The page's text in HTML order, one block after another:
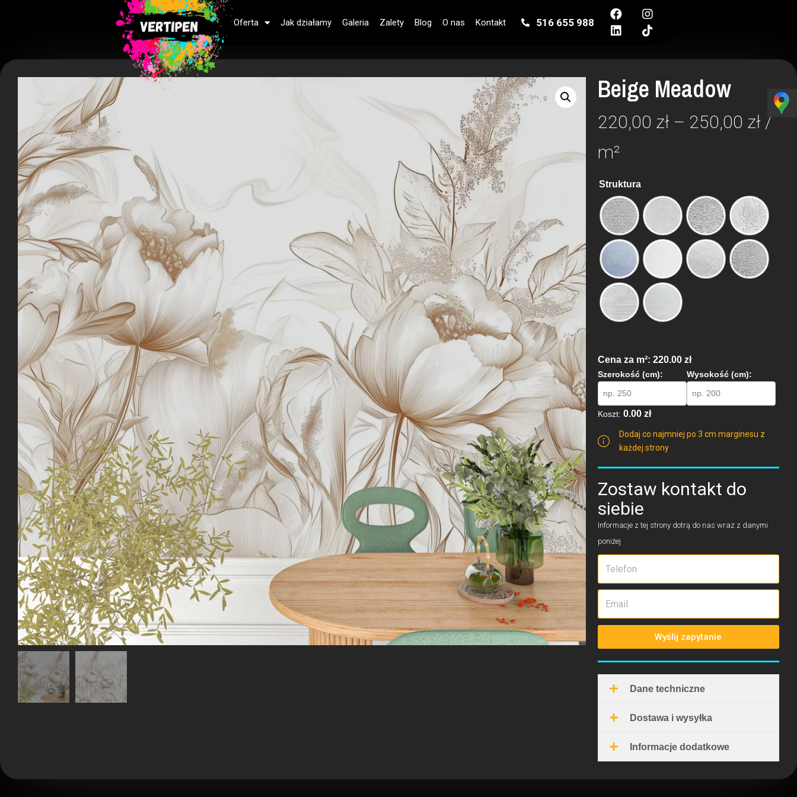
treści
Oferta Jak działamy Galeria Zalety Blog O nas Kontakt 516 655 988
Beige Meadow
220,00 zł – 250,00 zł/
m²
Struktura
Cena za m²: 220.00 zł
Szerokość (cm): Wysokość (cm):
Koszt: 0.00 zł
Dodaj co najmniej po 3 cm marginesu z
każdej strony
Zostaw kontakt do
siebie
Informacje z tej strony dotrą do nas wraz z danymi
poniżej
Wyślij zapytanie
Dane techniczne
Dostawa i wysyłka
Informacje dodatkowe